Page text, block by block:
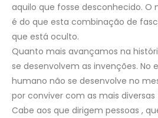
aquilo que fosse desconhecido. O
é do que esta combinação de
que está oculto.
Quanto mais avançamos na
se desenvolvem as invenções. No
humano não se desenvolve no
por conviver com as mais
Cabe aos que dirigem pessoas ,